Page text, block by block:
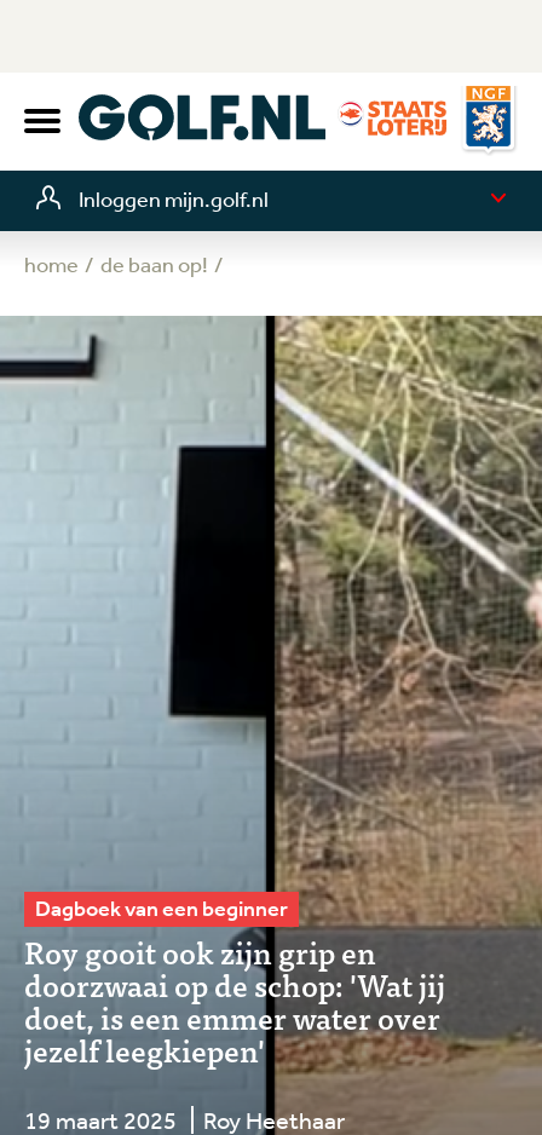
Inloggen mijn.golf.nl
home de baan op!
Dagboek van een beginner
Roy gooit ook zijn grip en
doorzwaai op de schop: 'Wat jij
doet, is een emmer water over
jezelf leegkiepen'
19 maart 2025 Roy Heethaar